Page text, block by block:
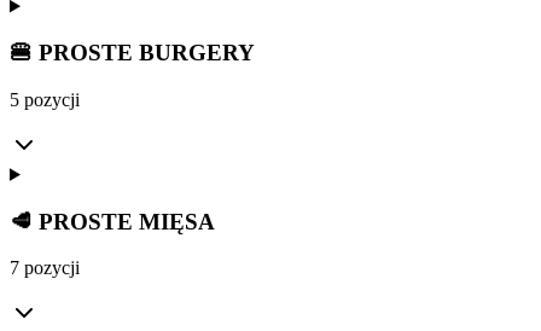
🍔 PROSTE BURGERY
5 pozycji
🥩 PROSTE MIĘSA
7 pozycji